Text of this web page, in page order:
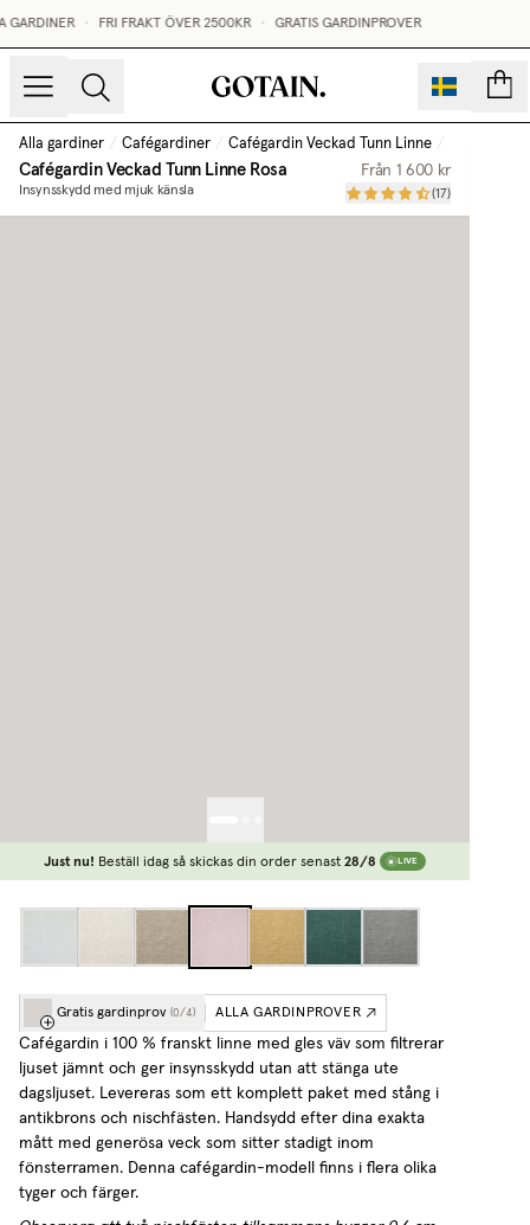
• FRI FRAKT ÖVER 2500KR • GRATIS GARDINPROVER
Alla gardiner / Cafégardiner / Cafégardin Veckad Tunn Linne /
Cafégardin Veckad Tunn LinneRosa
Insynsskydd med mjuk känsla
Från 1 600 kr
(17)
Just nu! Beställ idag så skickas din order senast 28/8 LIVE
Gratis gardinprov (0/4) ALLA GARDINPROVER
Cafégardin i 100 % franskt linne med gles väv som filtrerar
ljuset jämnt och ger insynsskydd utan att stänga ute
dagsljuset. Levereras som ett komplett paket med stång i
antikbrons och nischfästen. Handsydd efter dina exakta
mått med generösa veck som sitter stadigt inom
fönsterramen. Denna cafégardin-modell finns i flera olika
tyger och färger.